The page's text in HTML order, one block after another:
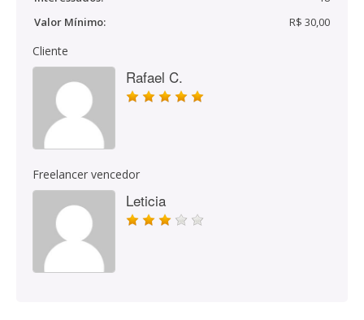
Valor Mínimo:
R$ 30,00
Cliente
Rafael C.
Freelancer vencedor
Leticia